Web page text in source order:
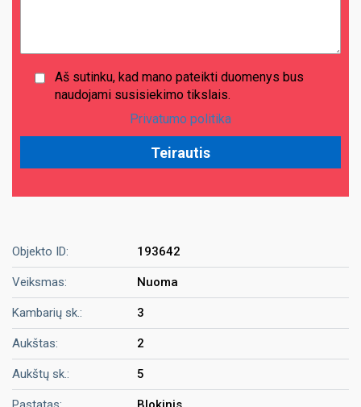
Aš sutinku, kad mano pateikti duomenys bus
naudojami susisiekimo tikslais.
Privatumo politika
Objekto ID: 193642
Veiksmas: Nuoma
Kambarių sk.: 3
Aukštas: 2
Aukštų sk.: 5